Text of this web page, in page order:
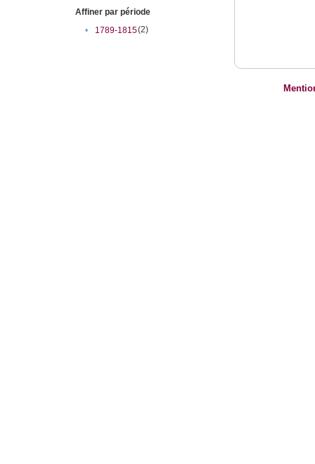
Affiner par période
•
1789-1815(2)